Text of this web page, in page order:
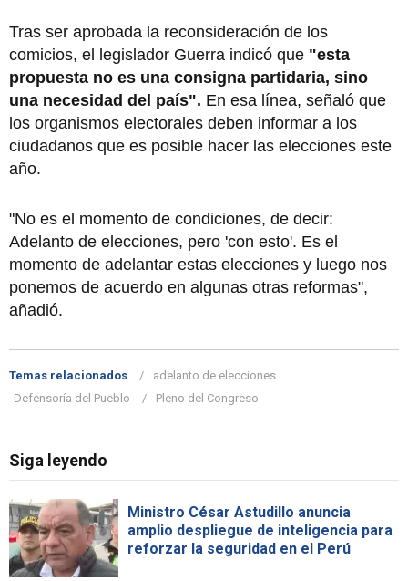
Tras ser aprobada la reconsideración de los
comicios, el legislador Guerra indicó que "esta
propuesta no es una consigna partidaria, sino
una necesidad del país". En esa línea, señaló que
los organismos electorales deben informar a los
ciudadanos que es posible hacer las elecciones este
año.
"No es el momento de condiciones, de decir:
Adelanto de elecciones, pero 'con esto'. Es el
momento de adelantar estas elecciones y luego nos
ponemos de acuerdo en algunas otras reformas",
añadió.
Temas relacionados
adelanto de elecciones
Defensoría del Pueblo
Pleno del Congreso
Siga leyendo
Ministro César Astudillo anuncia
amplio despliegue de inteligencia para
reforzar la seguridad en el Perú